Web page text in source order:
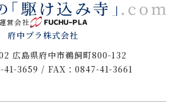
営会社
府中プラ株式会社
広島県府中市鵜飼町800-132
41-3659 / FAX：0847-41-3661